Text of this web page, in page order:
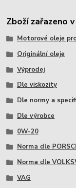
Zboží zařazeno
Motorové oleje
Originální oleje
Výprodej
Dle viskozity
Dle normy a
Dle výrobce
0W-20
Norma dle
Norma dle
VAG